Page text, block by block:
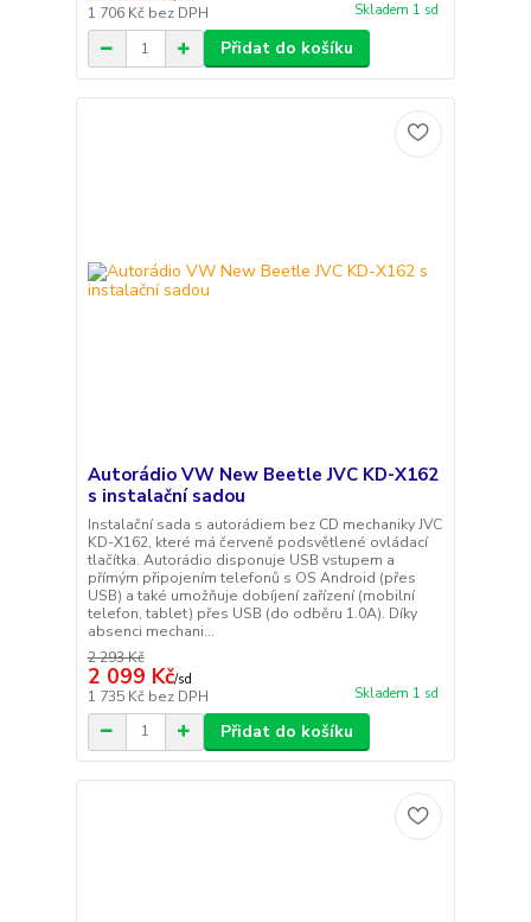
1 706 Kč bez DPH Skladem 1 sd
Přidat do košíku
Autorádio VW New Beetle JVC KD-X162
s instalační sadou
Instalační sada s autorádiem bez CD mechaniky JVC
KD-X162, které má červeně podsvětlené ovládací
tlačítka. Autorádio disponuje USB vstupem a
přímým připojením telefonů s OS Android (přes
USB) a také umožňuje dobíjení zařízení (mobilní
telefon, tablet) přes USB (do odběru 1.0A). Díky
absenci mechani...
2 293 Kč
2 099 Kč/sd
1 735 Kč bez DPH Skladem 1 sd
Přidat do košíku